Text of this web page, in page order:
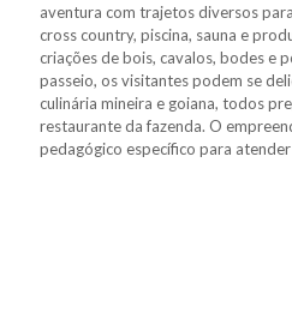
aventura com trajetos diversos
cross country, piscina, sauna e
criações de bois, cavalos, bodes e
passeio, os visitantes podem se
culinária mineira e goiana, todos
restaurante da fazenda. O
pedagógico específico para atender